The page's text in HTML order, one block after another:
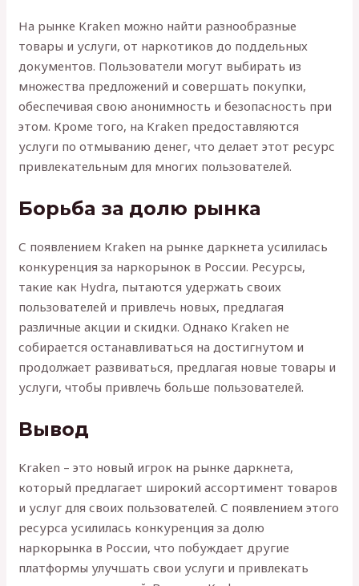
На рынке Kraken можно найти разнообразные
товары и услуги, от наркотиков до поддельных
документов. Пользователи могут выбирать из
множества предложений и совершать покупки,
обеспечивая свою анонимность и безопасность при
этом. Кроме того, на Kraken предоставляются
услуги по отмыванию денег, что делает этот ресурс
привлекательным для многих пользователей.
Борьба за долю рынка
С появлением Kraken на рынке даркнета усилилась
конкуренция за наркорынок в России. Ресурсы,
такие как Hydra, пытаются удержать своих
пользователей и привлечь новых, предлагая
различные акции и скидки. Однако Kraken не
собирается останавливаться на достигнутом и
продолжает развиваться, предлагая новые товары и
услуги, чтобы привлечь больше пользователей.
Вывод
Kraken – это новый игрок на рынке даркнета,
который предлагает широкий ассортимент товаров
и услуг для своих пользователей. С появлением этого
ресурса усилилась конкуренция за долю
наркорынка в России, что побуждает другие
платформы улучшать свои услуги и привлекать